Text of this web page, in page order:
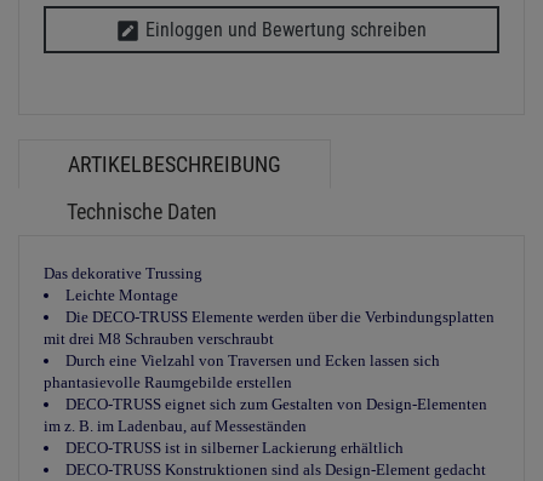
Einloggen und Bewertung schreiben
ARTIKELBESCHREIBUNG
Technische Daten
Das dekorative Trussing
Leichte Montage
Die DECO-TRUSS Elemente werden über die Verbindungsplatten
mit drei M8 Schrauben verschraubt
Durch eine Vielzahl von Traversen und Ecken lassen sich
phantasievolle Raumgebilde erstellen
DECO-TRUSS eignet sich zum Gestalten von Design-Elementen
im z. B. im Ladenbau, auf Messeständen
DECO-TRUSS ist in silberner Lackierung erhältlich
DECO-TRUSS Konstruktionen sind als Design-Element gedacht